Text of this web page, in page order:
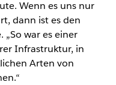
Wenn es uns nur
dann ist es den
war es einer
Infrastruktur, in
Arten von